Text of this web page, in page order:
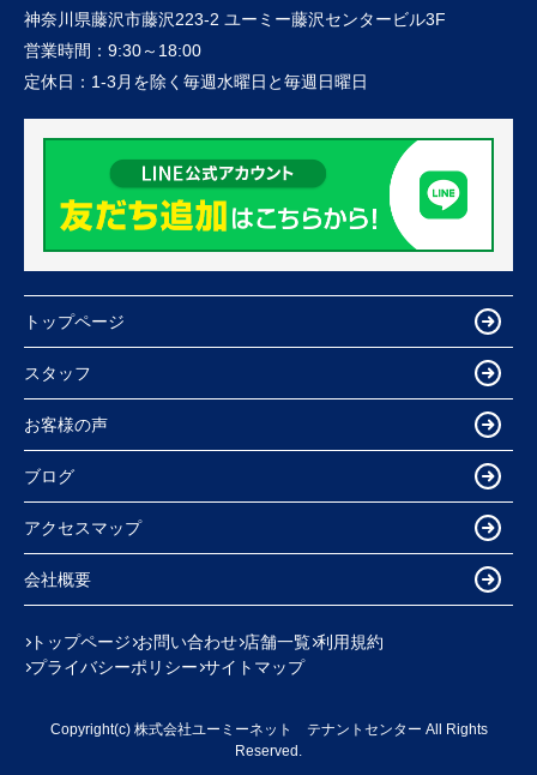
神奈川県藤沢市藤沢223-2 ユーミー藤沢センタービル3F
営業時間： 9:30～18:00
定休日： 1-3月を除く毎週水曜日と毎週日曜日
トップページ
スタッフ
お客様の声
ブログ
アクセスマップ
会社概要
トップページ お問い合わせ 店舗一覧 利用規約
プライバシーポリシー サイトマップ
Copyright(c) 株式会社ユーミーネット テナントセンター All Rights
Reserved.